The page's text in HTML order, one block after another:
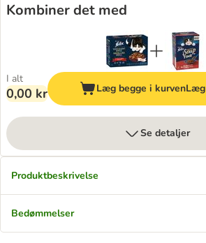
Kombiner det med
I alt
0,00 kr Læg begge i kurvenLæg
Se detaljer
Produktbeskrivelse
Bedømmelser